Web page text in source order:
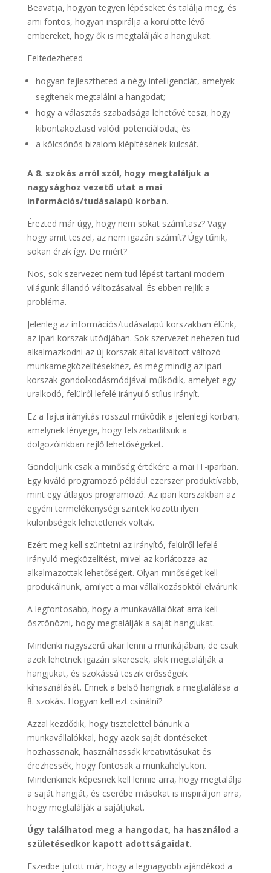
Beavatja, hogyan tegyen lépéseket és találja meg, és
ami fontos, hogyan inspirálja a körülötte lévő
embereket, hogy ők is megtalálják a hangjukat.
Felfedezheted
hogyan fejlesztheted a négy intelligenciát, amelyek
segítenek megtalálni a hangodat;
hogy a választás szabadsága lehetővé teszi, hogy
kibontakoztasd valódi potenciálodat; és
a kölcsönös bizalom kiépítésének kulcsát.
A 8. szokás arról szól, hogy megtaláljuk a
nagysághoz vezető utat a mai
információs/tudásalapú korban.
Érezted már úgy, hogy nem sokat számítasz? Vagy
hogy amit teszel, az nem igazán számít? Úgy tűnik,
sokan érzik így. De miért?
Nos, sok szervezet nem tud lépést tartani modern
világunk állandó változásaival. És ebben rejlik a
probléma.
Jelenleg az információs/tudásalapú korszakban élünk,
az ipari korszak utódjában. Sok szervezet nehezen tud
alkalmazkodni az új korszak által kiváltott változó
munkamegközelítésekhez, és még mindig az ipari
korszak gondolkodásmódjával működik, amelyet egy
uralkodó, felülről lefelé irányuló stílus irányít.
Ez a fajta irányítás rosszul működik a jelenlegi korban,
amelynek lényege, hogy felszabadítsuk a
dolgozóinkban rejlő lehetőségeket.
Gondoljunk csak a minőség értékére a mai IT-iparban.
Egy kiváló programozó például ezerszer produktívabb,
mint egy átlagos programozó. Az ipari korszakban az
egyéni termelékenységi szintek közötti ilyen
különbségek lehetetlenek voltak.
Ezért meg kell szüntetni az irányító, felülről lefelé
irányuló megközelítést, mivel az korlátozza az
alkalmazottak lehetőségeit. Olyan minőséget kell
produkálnunk, amilyet a mai vállalkozásoktól elvárunk.
A legfontosabb, hogy a munkavállalókat arra kell
ösztönözni, hogy megtalálják a saját hangjukat.
Mindenki nagyszerű akar lenni a munkájában, de csak
azok lehetnek igazán sikeresek, akik megtalálják a
hangjukat, és szokássá teszik erősségeik
kihasználását. Ennek a belső hangnak a megtalálása a
8. szokás. Hogyan kell ezt csinálni?
Azzal kezdődik, hogy tisztelettel bánunk a
munkavállalókkal, hogy azok saját döntéseket
hozhassanak, használhassák kreativitásukat és
érezhessék, hogy fontosak a munkahelyükön.
Mindenkinek képesnek kell lennie arra, hogy megtalálja
a saját hangját, és cserébe másokat is inspiráljon arra,
hogy megtalálják a sajátjukat.
Úgy találhatod meg a hangodat, ha használod a
születésedkor kapott adottságaidat.
Eszedbe jutott már, hogy a legnagyobb ajándékod a